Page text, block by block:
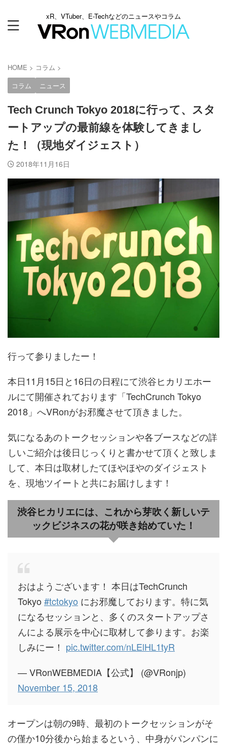
xR、VTuber、E-Techなどのニュースやコラム
HOME > コラム >
コラム
ニュース
Tech Crunch Tokyo 2018に行って、スタ
ートアップの最前線を体験してきまし
た！（現地ダイジェスト）
2018年11月16日
行って参りましたー！
本日11月15日と16日の日程にて渋谷ヒカリエホー
ルにて開催されております「TechCrunch Tokyo
2018」へVRonがお邪魔させて頂きました。
気になるあのトークセッションや各ブースなどの詳
しいご紹介は後日じっくりと書かせて頂くと致しま
して、本日は取材したてほやほやのダイジェスト
を、現地ツイートと共にお届けします！
渋谷ヒカリエには、これから芽吹く新しいテ
ックビジネスの花が咲き始めていた！
おはようございます！ 本日はTechCrunch
Tokyo #tctokyo にお邪魔しております。特に気
になるセッションと、多くのスタートアップさ
んによる展示を中心に取材して参ります。お楽
しみにー！ pic.twitter.com/nLElHL1tyR
— VRonWEBMEDIA【公式】 (@VRonjp)
November 15, 2018
オープンは朝の9時、最初のトークセッションがそ
の僅か10分後から始まるという、中身がパンパンに